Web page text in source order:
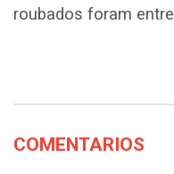
roubados foram
COMENTARIOS